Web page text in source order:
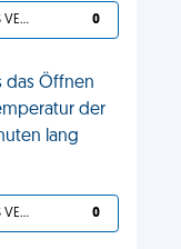
DU HAST ES VERDIENT 0
das Öffnen
der
lang
DU HAST ES VERDIENT 0